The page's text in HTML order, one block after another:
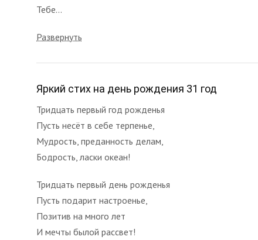
Тебе...
Развернуть
Яркий стих на день рождения 31 год
Тридцать первый год рожденья
Пусть несёт в себе терпенье,
Мудрость, преданность делам,
Бодрость, ласки океан!
Тридцать первый день рожденья
Пусть подарит настроенье,
Позитив на много лет
И мечты былой рассвет!